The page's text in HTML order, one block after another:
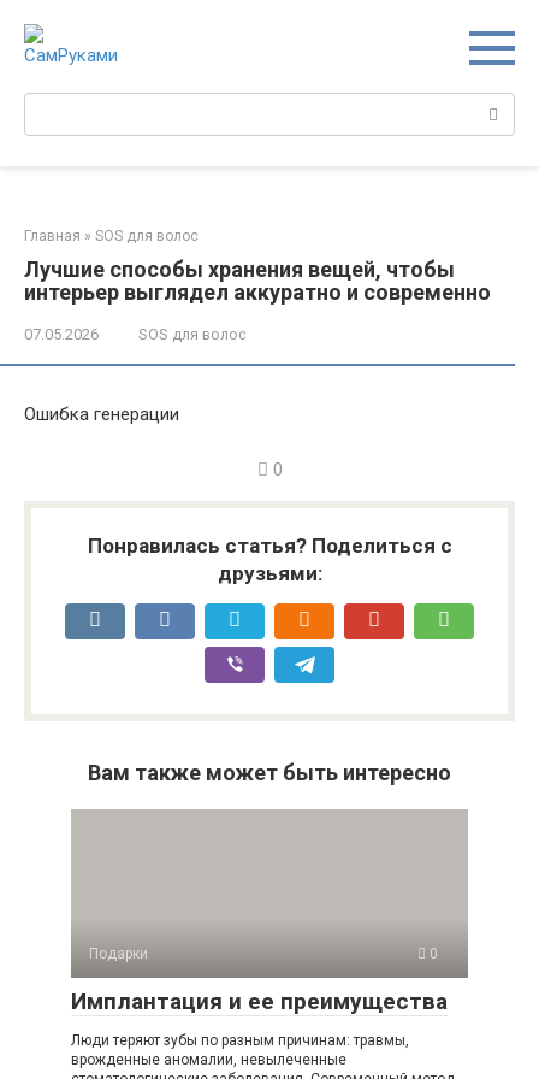
контенту
Главная » SOS для волос
Лучшие способы хранения вещей, чтобы
интерьер выглядел аккуратно и современно
07.05.2026 SOS для волос
Ошибка генерации
0
Понравилась статья? Поделиться с
друзьями:
Вам также может быть интересно
Подарки 0
Имплантация и ее преимущества
Люди теряют зубы по разным причинам: травмы,
врожденные аномалии, невылеченные